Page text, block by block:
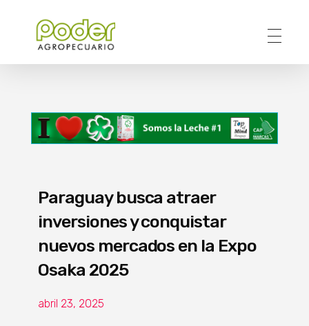
Paraguay busca atraer
inversiones y conquistar
nuevos mercados en la Expo
Osaka 2025
abril 23, 2025